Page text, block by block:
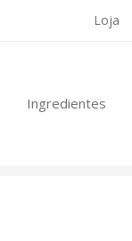
Loja
Ingredientes